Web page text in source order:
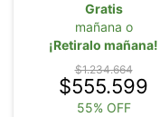
Gratis
mañana o
¡Retiralo mañana!
$1.234.664
$555.599
55% OFF